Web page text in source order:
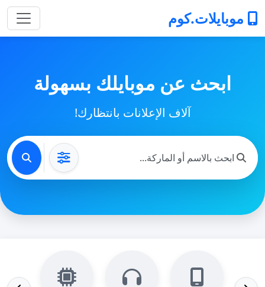
موبايلات.كوم
ابحث عن موبايلك بسهولة
آلاف الإعلانات بانتظارك!